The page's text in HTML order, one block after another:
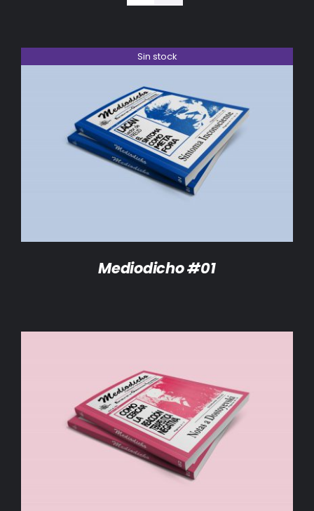
RED EOL
ACTUALIDAD
Sin stock
DETALLES
Mediodicho #01
AÑADIR AL CARRITO / DETALLES